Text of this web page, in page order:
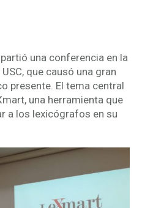
una conferencia en la
que causó una gran
presente. El tema central
una herramienta que
a los lexicógrafos en su